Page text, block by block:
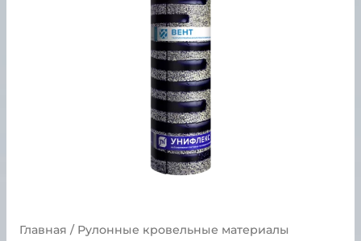
Главная / Рулонные кровельные материалы